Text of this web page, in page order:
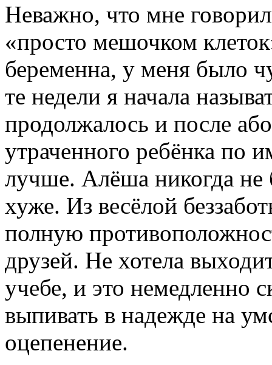
Неважно, что мне
«просто мешочком
беременна, у меня было
те недели я начала
продолжалось и после
утраченного ребёнка по
лучше. Алёша никогда
хуже. Из весёлой
полную
друзей. Не хотела
учебе, и это немедленно
выпивать в надежде на
оцепенение.